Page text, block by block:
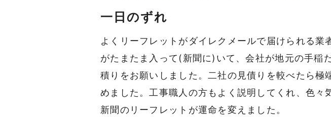
一日のずれ
よくリーフレットがダイレクメールで届けられる
がたまたま入って(新聞に)いて、会社が地元の手稲
積りをお願いしました。二社の見債りを較べたら
めました。工事職人の方もよく説明してくれ、色々
新聞のリーフレットが運命を変えました。